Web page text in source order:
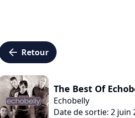
arrow_left Retour
The Best Of
Echobelly
Date de sortie: 2 juin